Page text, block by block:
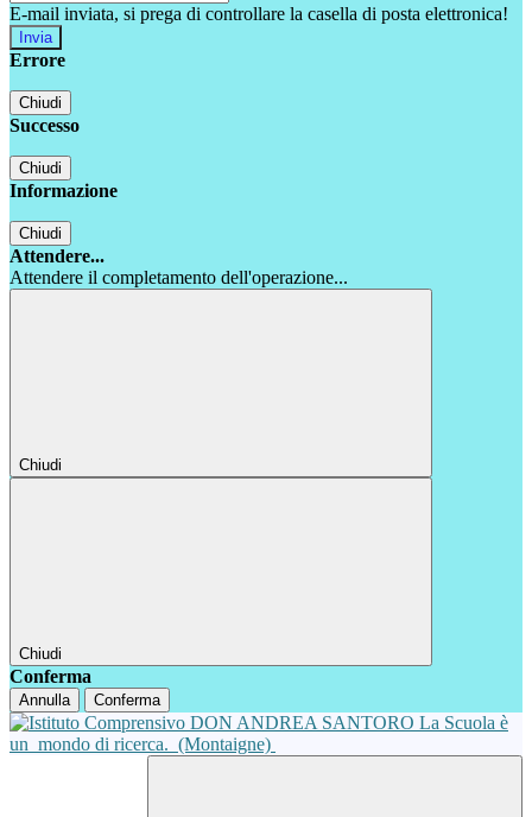
E-mail inviata, si prega di controllare la casella di posta elettronica!
Errore
Chiudi
Successo
Chiudi
Informazione
Chiudi
Attendere...
Attendere il completamento dell'operazione...
Chiudi
Chiudi
Conferma
Annulla Conferma
La Scuola è
un mondo di ricerca. (Montaigne)